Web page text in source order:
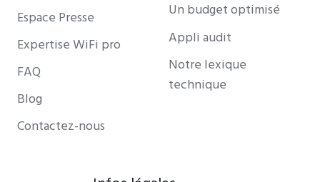
Espace Presse
Expertise WiFi pro
FAQ
Blog
Contactez-nous
Un budget optimisé
Appli audit
Notre lexique
technique